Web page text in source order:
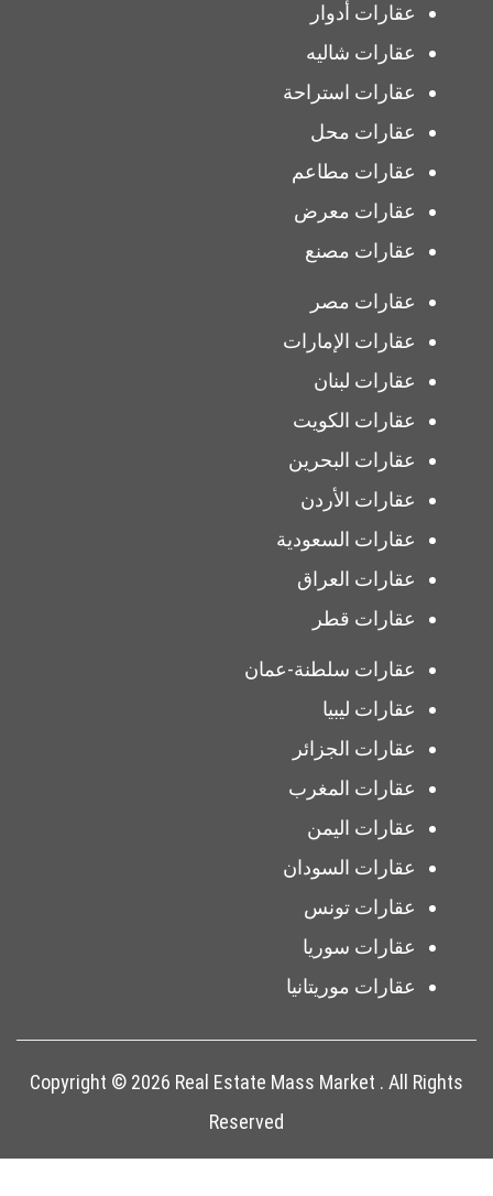
عقارات أدوار
عقارات شاليه
عقارات استراحة
عقارات محل
عقارات مطاعم
عقارات معرض
عقارات مصنع
عقارات مصر
عقارات الإمارات
عقارات لبنان
عقارات الكويت
عقارات البحرين
عقارات الأردن
عقارات السعودية
عقارات العراق
عقارات قطر
عقارات سلطنة-عمان
عقارات ليبيا
عقارات الجزائر
عقارات المغرب
عقارات اليمن
عقارات السودان
عقارات تونس
عقارات سوريا
عقارات موريتانيا
Copyright © 2026 Real Estate Mass Market . All Rights
Reserved